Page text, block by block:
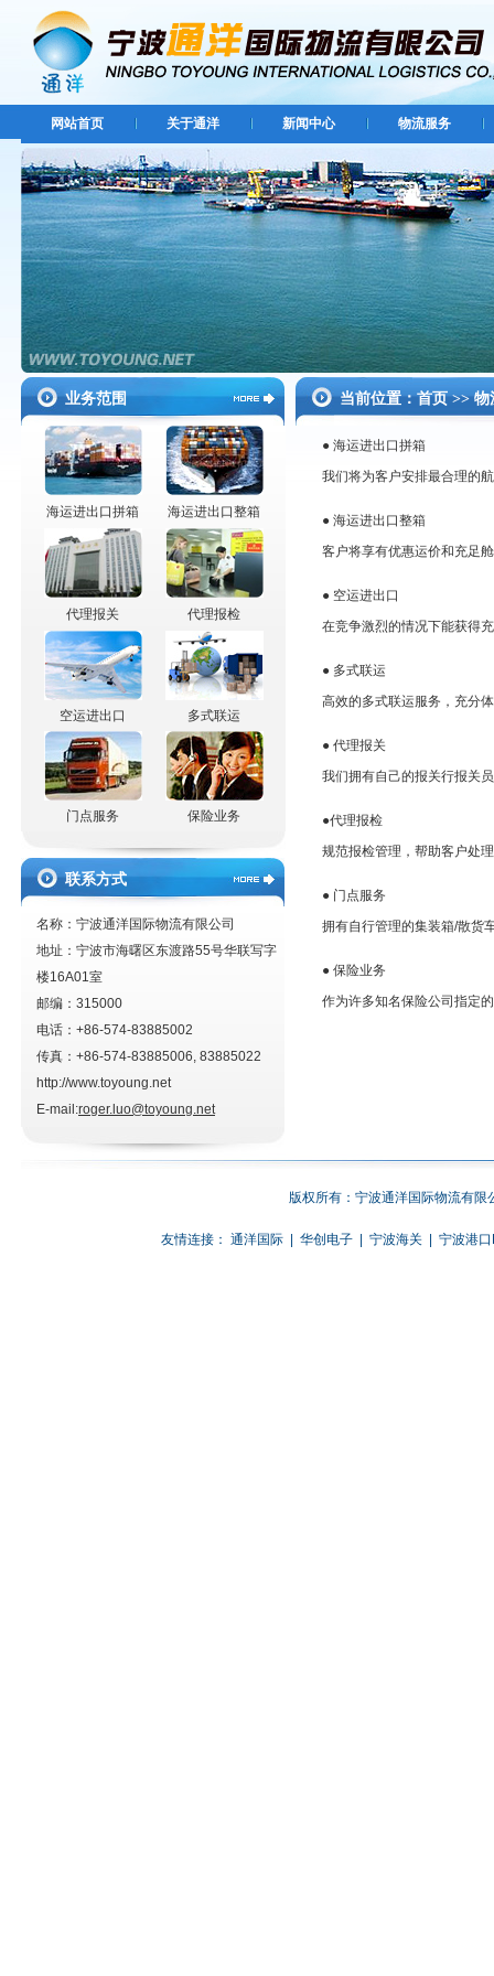
网站首页 关于通洋 新闻中心 物流服务
业务范围
海运进出口拼箱 海运进出口整箱
代理报关 代理报检
空运进出口 多式联运
门点服务 保险业务
联系方式
名称：宁波通洋国际物流有限公司
地址：宁波市海曙区东渡路55号华联写字
楼16A01室
邮编：315000
电话：+86-574-83885002
传真：+86-574-83885006, 83885022
http://www.toyoung.net
E-mail:roger.luo@toyoung.net
当前位置：首页>>物
● 海运进出口拼箱
我们将为客户安排最合理的
● 海运进出口整箱
客户将享有优惠运价和充足
● 空运进出口
在竞争激烈的情况下能获得
● 多式联运
高效的多式联运服务，充分
● 代理报关
我们拥有自己的报关行报关
●代理报检
规范报检管理，帮助客户处
● 门点服务
拥有自行管理的集装箱/散货
● 保险业务
作为许多知名保险公司指定
版权所有：宁波通洋国际物流有限
友情连接： 通洋国际| 华创电子| 宁波海关| 宁波港口